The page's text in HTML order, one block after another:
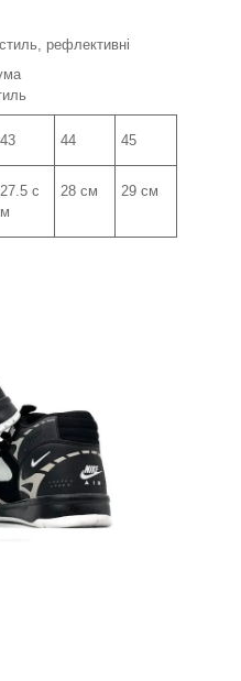
рефлективні
43 44 45
27.5 с
м
28 см 29 см